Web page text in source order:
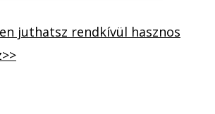
juthatsz rendkívül hasznos